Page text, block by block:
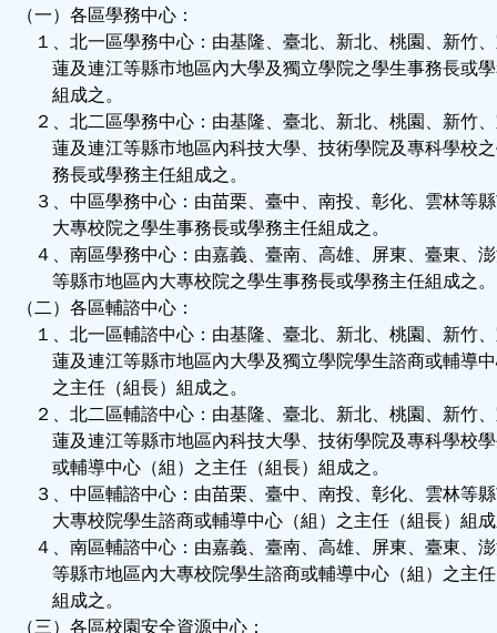
（一）各區學務中心：
１、北一區學務中心：由基隆、臺北、新北、桃園、新竹
蓮及連江等縣市地區內大學及獨立學院之學生事務長或
組成之。
２、北二區學務中心：由基隆、臺北、新北、桃園、新竹
蓮及連江等縣市地區內科技大學、技術學院及專科學校
務長或學務主任組成之。
３、中區學務中心：由苗栗、臺中、南投、彰化、雲林等
大專校院之學生事務長或學務主任組成之。
４、南區學務中心：由嘉義、臺南、高雄、屏東、臺東、
等縣市地區內大專校院之學生事務長或學務主任組成之。
（二）各區輔諮中心：
１、北一區輔諮中心：由基隆、臺北、新北、桃園、新竹
蓮及連江等縣市地區內大學及獨立學院學生諮商或輔導中
之主任（組長）組成之。
２、北二區輔諮中心：由基隆、臺北、新北、桃園、新竹
蓮及連江等縣市地區內科技大學、技術學院及專科學校
或輔導中心（組）之主任（組長）組成之。
３、中區輔諮中心：由苗栗、臺中、南投、彰化、雲林等
大專校院學生諮商或輔導中心（組）之主任（組長）組
４、南區輔諮中心：由嘉義、臺南、高雄、屏東、臺東、
等縣市地區內大專校院學生諮商或輔導中心（組）之主任
組成之。
（三）各區校園安全資源中心：